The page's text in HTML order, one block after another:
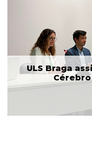
ULS Braga
Cérebro